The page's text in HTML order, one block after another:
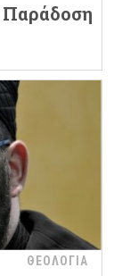
Παράδοση
ΘΕΟΛΟΓΙΑ